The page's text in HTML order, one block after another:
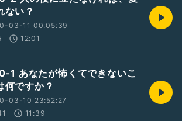
ない？
03-11 00:05:39
12:01
1 あなたが怖くてできないこ
何ですか？
03-10 23:52:27
11:39